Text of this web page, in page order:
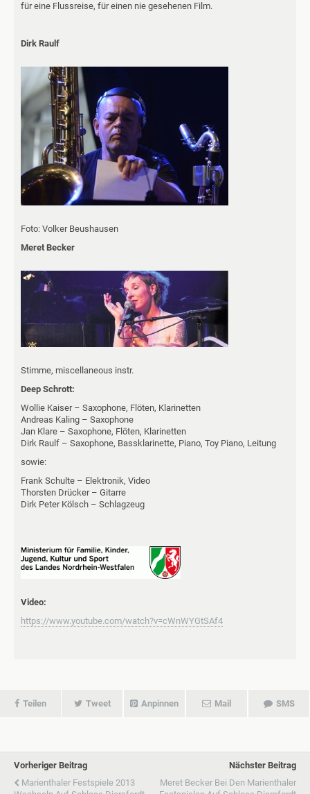
für eine Flussreise, für einen nie gesehenen Film.
Dirk Raulf
Foto: Volker Beushausen
Meret Becker
Stimme, miscellaneous instr.
Deep Schrott:
Wollie Kaiser – Saxophone, Flöten, Klarinetten
Andreas Kaling – Saxophone
Jan Klare – Saxophone, Flöten, Klarinetten
Dirk Raulf – Saxophone, Bassklarinette, Piano, Toy Piano, Leitung
sowie:
Frank Schulte – Elektronik, Video
Thorsten Drücker – Gitarre
Dirk Peter Kölsch – Schlagzeug
Video:
https://www.youtube.com/watch?v=cWnWYGtSAf4
Teilen Tweet Anpinnen Mail SMS
Vorheriger Beitrag
Marienthaler Festspiele 2013
Nächster Beitrag
Meret Becker Bei Den Marienthaler